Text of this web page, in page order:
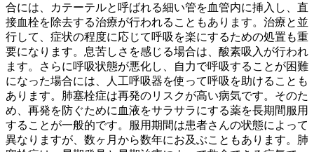
合には、カテーテルと呼ばれる細い管を血管内に挿入し、直
接血栓を除去する治療が行われることもあります。治療と並
行して、症状の程度に応じて呼吸を楽にするための処置も重
要になります。息苦しさを感じる場合は、酸素吸入が行われ
ます。さらに呼吸状態が悪化し、自力で呼吸することが困難
になった場合には、人工呼吸器を使って呼吸を助けることも
あります。肺塞栓症は再発のリスクが高い病気です。そのた
め、 再発を防ぐために血液をサラサラにする薬を長期間服用
することが一般的です。服用期間は患者さんの状態によって
異なりますが、数ヶ月から数年にお及ぶこともあります。肺